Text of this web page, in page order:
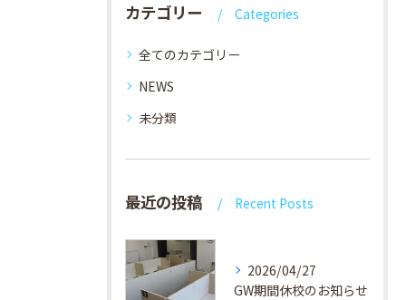
カテゴリー Categories
全てのカテゴリー
NEWS
未分類
最近の投稿 Recent Posts
2026/04/27
GW期間休校のお知らせ